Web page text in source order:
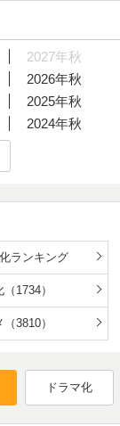
2027年秋
2026年秋
2025年秋
2024年秋
2018年秋
2017年秋
2016年秋
2015年秋
2013年秋
2012年秋
ランキング
1734）
3810）
ドラマ化